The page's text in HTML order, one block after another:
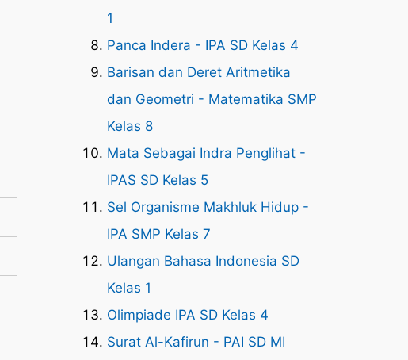
1
Panca Indera - IPA SD Kelas 4
Barisan dan Deret Aritmetika
dan Geometri - Matematika SMP
Kelas 8
Mata Sebagai Indra Penglihat -
IPAS SD Kelas 5
Sel Organisme Makhluk Hidup -
IPA SMP Kelas 7
Ulangan Bahasa Indonesia SD
Kelas 1
Olimpiade IPA SD Kelas 4
Surat Al-Kafirun - PAI SD MI